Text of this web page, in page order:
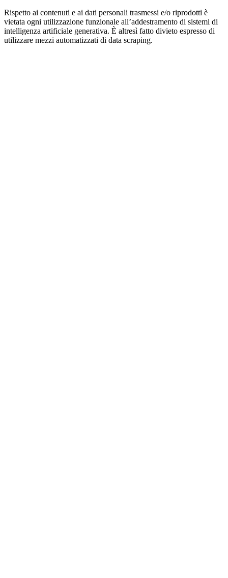
Rispetto ai contenuti e ai dati personali trasmessi e/o riprodotti è
vietata ogni utilizzazione funzionale all’addestramento di sistemi di
intelligenza artificiale generativa. È altresì fatto divieto espresso di
utilizzare mezzi automatizzati di data scraping.